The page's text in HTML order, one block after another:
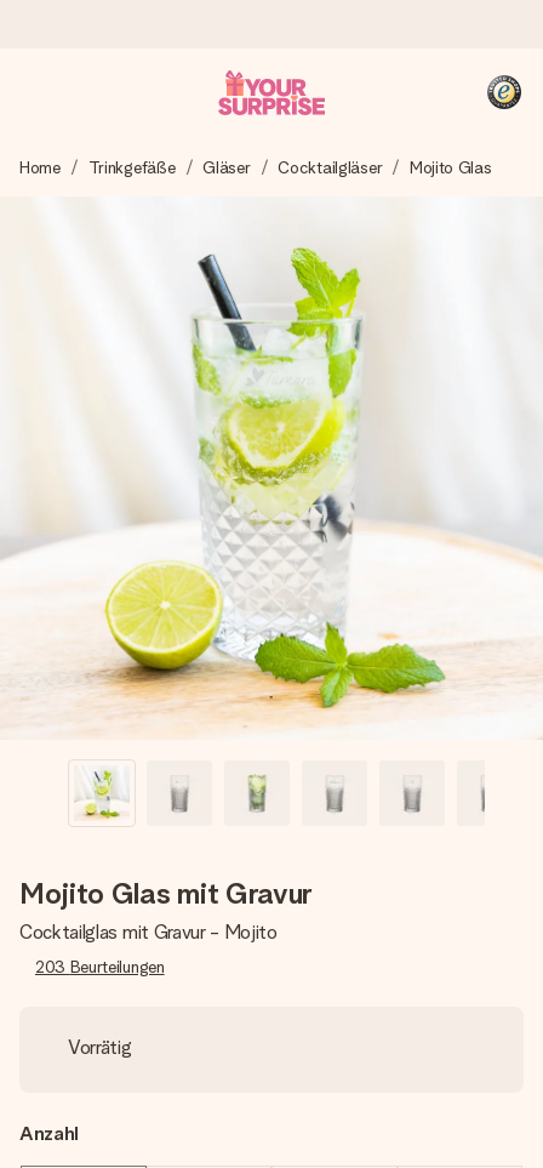
Wir bereiten dein Geschenk sorgfältig vor und schicken es
4,8 (basierend auf +15.000 Bewertungen)
Unsere Geschenke begeistern. Kunden bewerten uns mit
4,8 bei Google Reviews (Gesamtergebnis aller Länder, in
+49 39292 929695
Montag - Freitag : 8:30 - 17:00 Uhr
Samstag - Sonntag : 8:30 - 13:00 Uhr
Home Trinkgefäße Gläser Cocktailgläser Mojito Glas
Mojito Glas mit Gravur
Cocktailglas mit Gravur - Mojito
203 Beurteilungen
Vorrätig
Anzahl